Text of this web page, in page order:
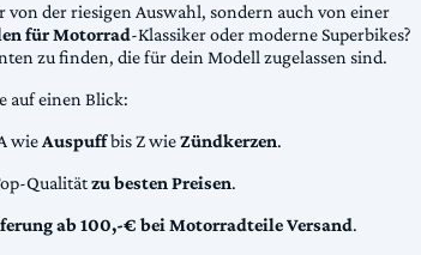
der riesigen Auswahl, sondern auch von einer
für Motorrad-Klassiker oder moderne Superbikes?
zu finden, die für dein Modell zugelassen sind.
auf einen Blick:
wieAuspuffbis Z wieZündkerzen.
Qualitätzu besten Preisen.
ab 100,-€ bei Motorradteile Versand.